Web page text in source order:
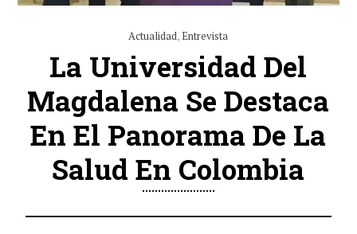
Actualidad,Entrevista
La Universidad Del
Magdalena Se Destaca
En El Panorama De La
Salud En Colombia